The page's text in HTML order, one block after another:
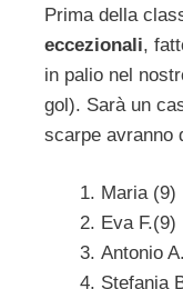
Prima della
eccezionali,
in palio nel
gol). Sarà un
scarpe avranno
Maria (9)
Eva F.(9)
Antonio
Stefania